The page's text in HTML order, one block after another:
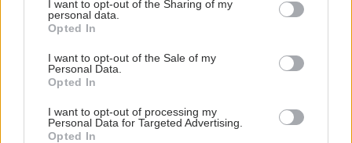
not limited to your visit or usage behaviour. You may click to
grant or deny consent to Google and its third-party tags to
use your data for below specified purposes in below Google
consent section.
I want to opt-out of the Sharing of my
personal data.
Opted In
I want to opt-out of the Sale of my
Personal Data.
Opted In
I want to opt-out of processing my
Personal Data for Targeted Advertising.
Opted In